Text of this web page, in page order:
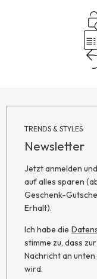
TRENDS & STYLES
Newsletter
Jetzt anmelden und
auf alles sparen
Geschenk-
Erhalt).
Ich habe die
stimme zu, dass
Nachricht an
wird.